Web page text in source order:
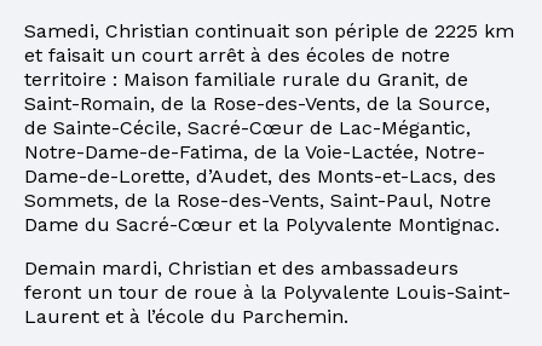
Samedi, Christian continuait son périple de 2225 km
et faisait un court arrêt à des écoles de notre
territoire : Maison familiale rurale du Granit, de
Saint-Romain, de la Rose-des-Vents, de la Source,
de Sainte-Cécile, Sacré-Cœur de Lac-Mégantic,
Notre-Dame-de-Fatima, de la Voie-Lactée, Notre-
Dame-de-Lorette, d’Audet, des Monts-et-Lacs, des
Sommets, de la Rose-des-Vents, Saint-Paul, Notre
Dame du Sacré-Cœur et la Polyvalente Montignac.
Demain mardi, Christian et des ambassadeurs
feront un tour de roue à la Polyvalente Louis-Saint-
Laurent et à l’école du Parchemin.